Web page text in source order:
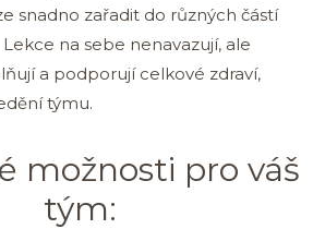
snadno zařadit do různých částí
na sebe nenavazují, ale
a podporují celkové zdraví,
týmu.
možnosti pro váš
tým: